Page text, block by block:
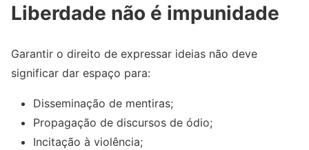
Liberdade não é impunidade
Garantir o direito de expressar ideias não deve
significar dar espaço para:
Disseminação de mentiras;
Propagação de discursos de ódio;
Incitação à violência;